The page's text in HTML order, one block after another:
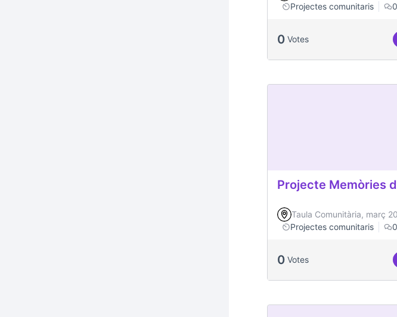
Projectes comunitaris
0
0 Votes
Projecte Memòries
Taula Comunitària, març
Projectes comunitaris
0
0 Votes